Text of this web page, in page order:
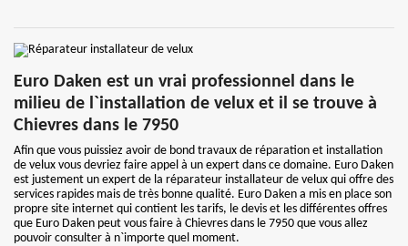
Euro Daken est un vrai professionnel dans le
milieu de l`installation de velux et il se trouve à
Chievres dans le 7950
Afin que vous puissiez avoir de bond travaux de réparation et installation
de velux vous devriez faire appel à un expert dans ce domaine. Euro Daken
est justement un expert de la réparateur installateur de velux qui offre des
services rapides mais de très bonne qualité. Euro Daken a mis en place son
propre site internet qui contient les tarifs, le devis et les différentes offres
que Euro Daken peut vous faire à Chievres dans le 7950 que vous allez
pouvoir consulter à n`importe quel moment.